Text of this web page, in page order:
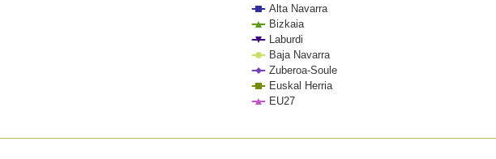
Alta Navarra
Bizkaia
Laburdi
Baja Navarra
Zuberoa-Soule
Euskal Herria
EU27